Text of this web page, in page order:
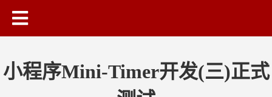
小程序Mini-Timer开发(三)正式